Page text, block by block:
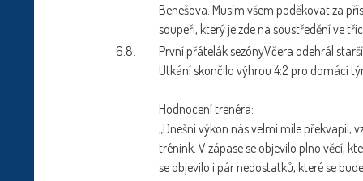
Benešova. Musím všem poděkovat za
soupeři, který je zde na soustředění ve
6.8.
První přátelák sezónyVčera odehrál
Utkání skončilo výhrou 4:2 pro domácí
Hodnocení trenéra:
„Dnešní výkon nás velmi mile překvapil,
trénink. V zápase se objevilo plno věcí,
se objevilo i pár nedostatků, které se